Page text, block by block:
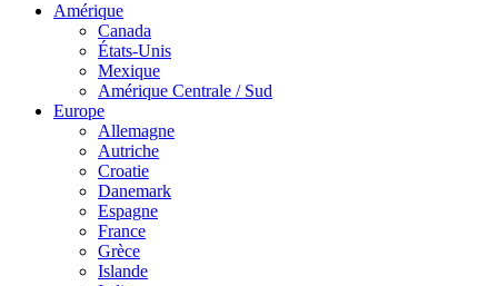
Amérique
Canada
États-Unis
Mexique
Amérique Centrale / Sud
Europe
Allemagne
Autriche
Croatie
Danemark
Espagne
France
Grèce
Islande